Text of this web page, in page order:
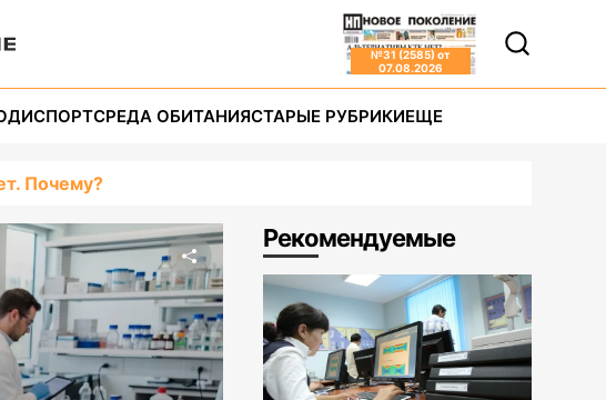
№31 (2585) от
07.08.2026
СПОРТСРЕДА ОБИТАНИЯСТАРЫЕ РУБРИКИЕЩЕ
Почему?
Рекомендуемые